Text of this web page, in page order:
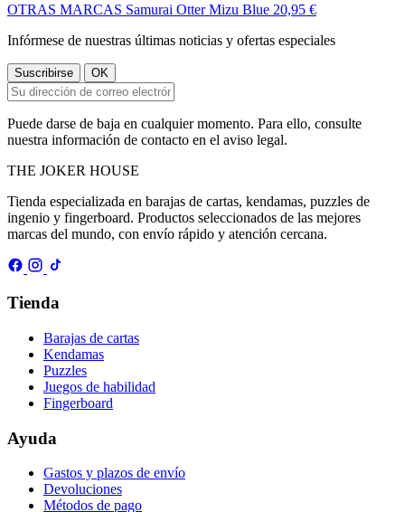
OTRAS MARCAS Samurai Otter Mizu Blue 20,95 €
Infórmese de nuestras últimas noticias y ofertas especiales
Puede darse de baja en cualquier momento. Para ello, consulte
nuestra información de contacto en el aviso legal.
THE JOKER HOUSE
Tienda especializada en barajas de cartas, kendamas, puzzles de
ingenio y fingerboard. Productos seleccionados de las mejores
marcas del mundo, con envío rápido y atención cercana.
Tienda
Barajas de cartas
Kendamas
Puzzles
Juegos de habilidad
Fingerboard
Ayuda
Gastos y plazos de envío
Devoluciones
Métodos de pago